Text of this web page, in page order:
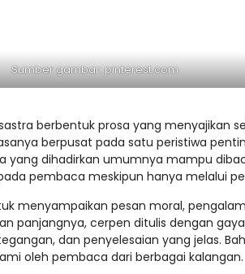
Sumber gambar: pinterest.com
berbentuk prosa yang menyajikan
berpusat pada satu peristiwa
yang dihadirkan umumnya mampu
pembaca meskipun hanya melalui
menyampaikan pesan moral,
panjangnya, cerpen ditulis dengan
dan penyelesaian yang jelas.
oleh pembaca dari berbagai kalangan.